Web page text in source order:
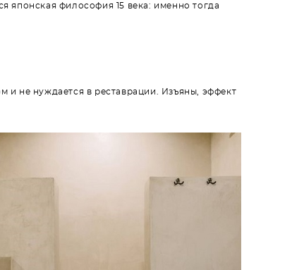
японская философия 15 века: именно тогда
и не нуждается в реставрации. Изъяны, эффект